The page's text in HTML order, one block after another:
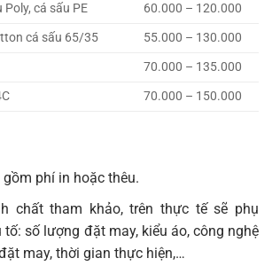
cá sấu PE
60.000 – 120.000
cá sấu 65/35
55.000 – 130.000
70.000 – 135.000
70.000 – 150.000
phí in hoặc thêu.
chất tham khảo, trên thực tế sẽ phụ
tố: số lượng đặt may, kiểu áo, công nghệ
may, thời gian thực hiện,…